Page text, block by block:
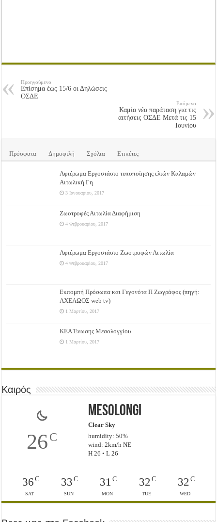
Προηγούμενο
Επίσημα έως 15/6 οι Δηλώσεις
ΟΣΔΕ
Επόμενο
Καμία νέα παράταση για τις
αιτήσεις ΟΣΔΕ Μετά τις 15
Ιουνίου
Πρόσφατα Δημοφιλή Σχόλια Ετικέτες
Αφιέρωμα Εργοστάσιο τυποποίησης ελιών Καλαμών
Αιτωλική Γη
3 Ιανουαρίου, 2017
Ζωοτροφές Αιτωλία Διαφήμιση
4 Φεβρουαρίου, 2017
Αφιέρωμα Εργοστάσιο Ζωοτροφών Αιτωλία
4 Φεβρουαρίου, 2017
Εκπομπή Πρόσωπα και Γεγονότα Π Ζωγράφος (πηγή:
ΑΧΕΛΩΟΣ web tv)
1 Μαρτίου, 2017
ΚΕΑ Ένωσης Μεσολογγίου
1 Μαρτίου, 2017
Καιρός
26C
Mesolongi
Clear Sky
humidity: 50%
wind: 2km/h NE
H 26 • L 26
36C
SAT
33C
SUN
31 C
MON
32C
TUE
32C
WED